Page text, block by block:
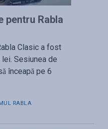
pentru Rabla
Clasic a fost
Sesiunea de
înceapă pe 6
RABLA